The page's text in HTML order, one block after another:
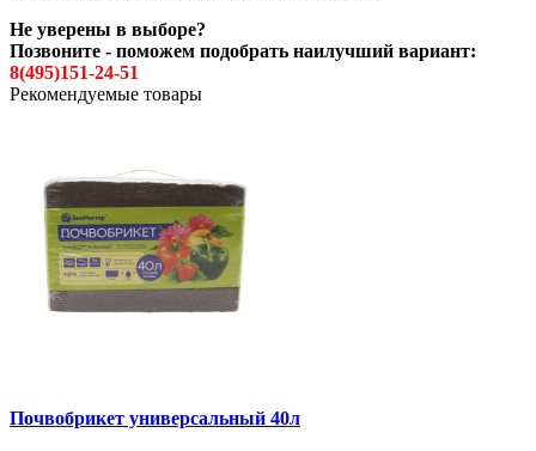
Не уверены в выборе?
Позвоните - поможем подобрать наилучший вариант:
8(495)151-24-51
Рекомендуемые товары
Почвобрикет универсальный 40л